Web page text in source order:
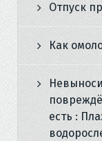
Отпуск
Как
есть :